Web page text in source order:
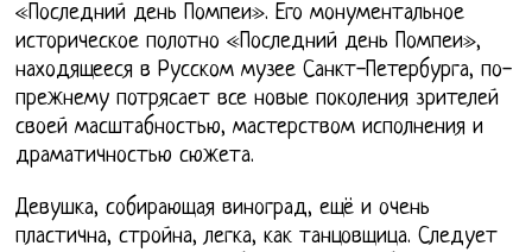
«Последний день Помпеи». Его монументальное
историческое полотно «Последний день Помпеи»,
находящееся в Русском музее Санкт-Петербурга, по-
прежнему потрясает все новые поколения зрителей
своей масштабностью, мастерством исполнения и
драматичностью сюжета.
Девушка, собирающая виноград, ещё и очень
пластична, стройна, легка, как танцовщица. Следует